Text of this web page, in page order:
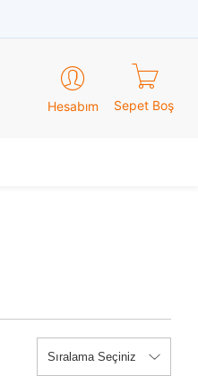
Hesabım Sepet Boş